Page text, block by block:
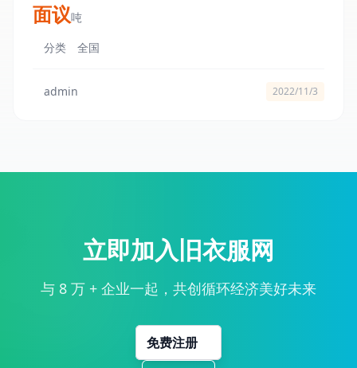
面议吨
分类
全国
admin 2022/11/3
立即加入旧衣服网
与 8 万 + 企业一起，共创循环经济美好未来
免费注册